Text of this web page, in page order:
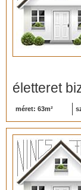
életteret
méret: 63m²